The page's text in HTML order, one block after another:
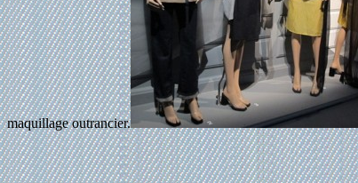
maquillage outrancier.